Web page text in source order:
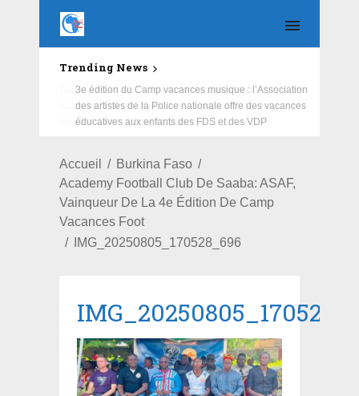
Trending News
Education : la fédération de la Russie rénove les
écoles primaire et collège du Camp Général
Aboubacar Sangoulé Lamizana
Accueil
Burkina Faso
Academy Football Club De Saaba: ASAF,
Vainqueur De La 4e Édition De Camp
Vacances Foot
IMG_20250805_170528_696